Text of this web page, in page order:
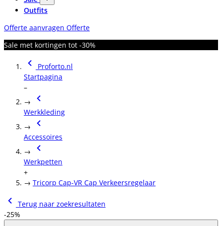
Outfits
Offerte aanvragen Offerte
Sale met kortingen tot -30%
Proforto.nl
Startpagina
–
→
Werkkleding
→
Accessoires
→
Werkpetten
+
→ Tricorp Cap-VR Cap Verkeersregelaar
Terug naar zoekresultaten
-25%